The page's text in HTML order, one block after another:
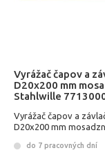
Vyrážač čapov a
D20x200 mm
Stahlwille
Vyrážač čapov a
D20x200 mm
do 7 pracovných dní